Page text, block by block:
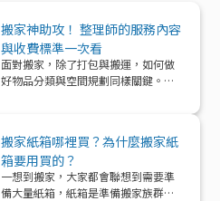
搬家神助攻！ 整理師的服務內容
與收費標準一次看
面對搬家，除了打包與搬運，如何做
好物品分類與空間規劃同樣關鍵。本
一次解析！
搬家紙箱哪裡買？為什麼搬家紙
箱要用買的？
一想到搬家，大家都會聯想到需要準
備大量紙箱，紙箱是準備搬家族群的